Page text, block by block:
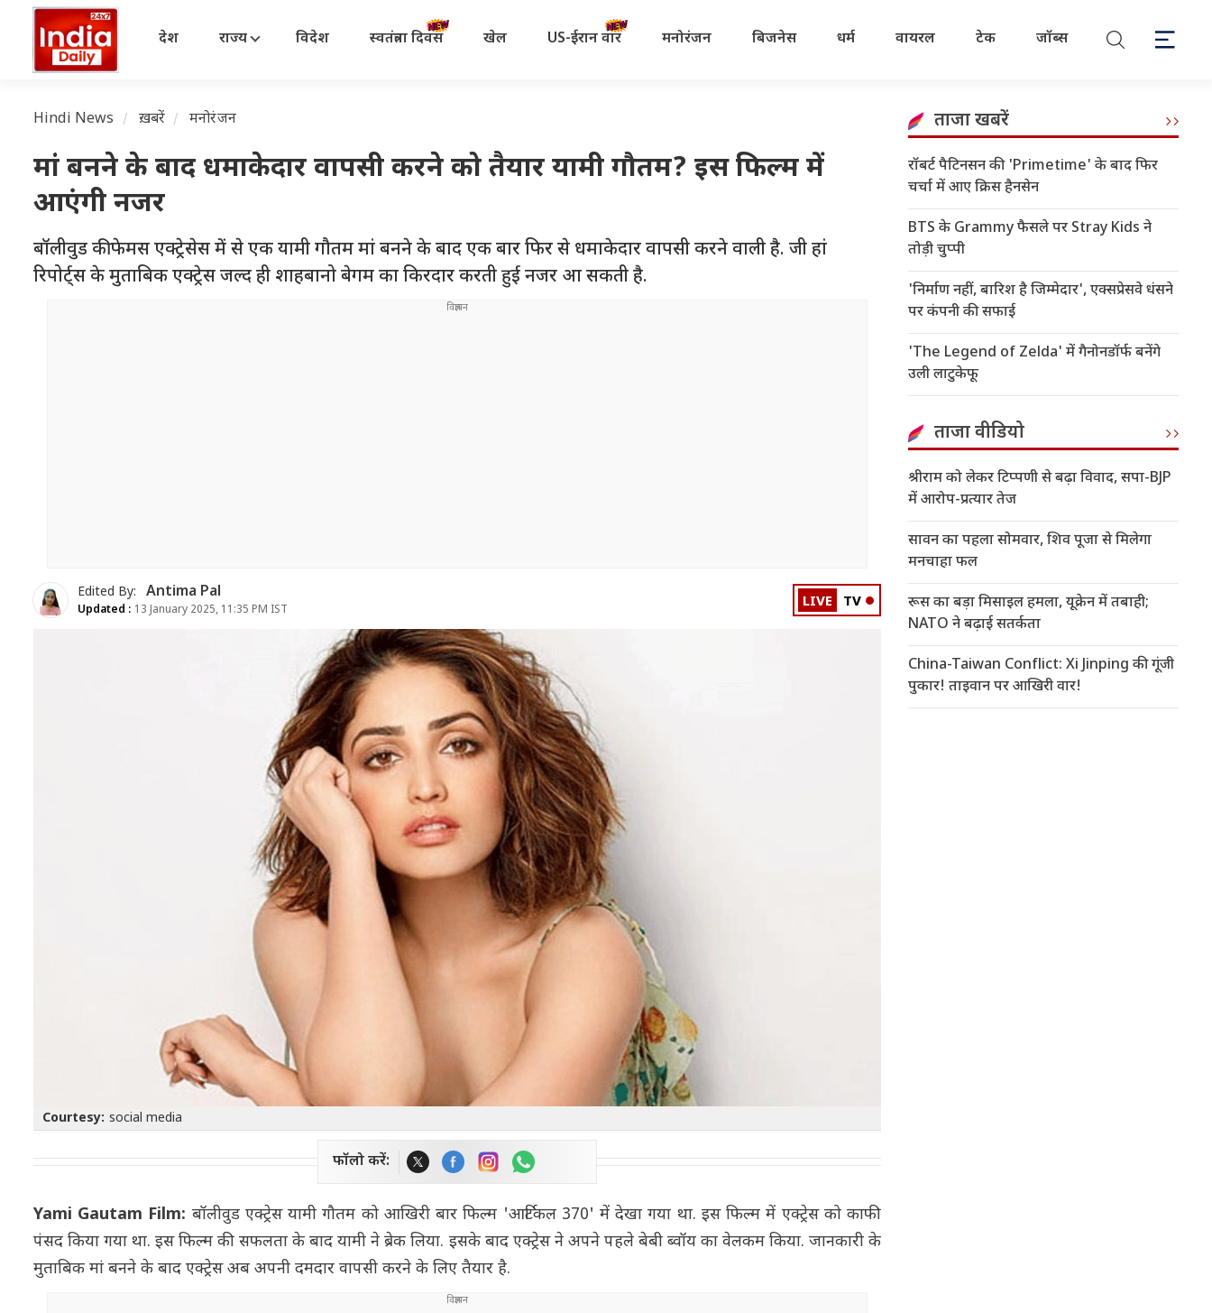
देश राज्य विदेश स्वतंत्रता दिवस खेल US-ईरान वॉर मनोरंजन बिजनेस धर्म वायरल टेक जॉब्स
Hindi News ख़बरें मनोरंजन
मां बनने के बाद धमाकेदार वापसी करने को तैयार यामी गौतम? इस फिल्म में
आएंगी नजर
बॉलीवुड की फेमस एक्ट्रेसेस में से एक यामी गौतम मां बनने के बाद एक बार फिर से धमाकेदार वापसी करने वाली है. जी हां
रिपोर्ट्स के मुताबिक एक्ट्रेस जल्द ही शाहबानो बेगम का किरदार करती हुई नजर आ सकती है.
Edited By: Antima Pal
Updated : 13 January 2025, 11:35 PM IST LIVE TV
Courtesy: social media
फॉलो करें:
Yami Gautam Film: बॉलीवुड एक्ट्रेस यामी गौतम को आखिरी बार फिल्म 'आर्टिकल 370' में देखा गया था. इस फिल्म में एक्ट्रेस को काफी
पंसद किया गया था. इस फिल्म की सफलता के बाद यामी ने ब्रेक लिया. इसके बाद एक्ट्रेस ने अपने पहले बेबी ब्वॉय का वेलकम किया. जानकारी के
मुताबिक मां बनने के बाद एक्ट्रेस अब अपनी दमदार वापसी करने के लिए तैयार है.
ताजा खबरें
रॉबर्ट पैटिनसन की 'Primetime' के बाद फिर
चर्चा में आए क्रिस हैनसेन
BTS के Grammy फैसले पर Stray Kids ने
तोड़ी चुप्पी
'निर्माण नहीं, बारिश है जिम्मेदार', एक्सप्रेसवे धंसने
पर कंपनी की सफाई
'The Legend of Zelda' में गैनोनडॉर्फ बनेंगे
उली लाटुकेफू
ताजा वीडियो
श्रीराम को लेकर टिप्पणी से बढ़ा विवाद, सपा-BJP
में आरोप-प्रत्यार तेज
सावन का पहला सोमवार, शिव पूजा से मिलेगा
मनचाहा फल
रूस का बड़ा मिसाइल हमला, यूक्रेन में तबाही;
NATO ने बढ़ाई सतर्कता
China-Taiwan Conflict: Xi Jinping की गूंजी
पुकार! ताइवान पर आखिरी वार!